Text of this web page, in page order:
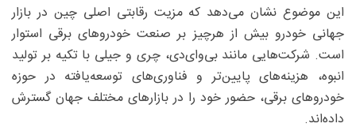
این موضوع نشان می‌دهد که مزیت رقابتی اصلی چین در بازار
جهانی خودرو بیش از هرچیز بر صنعت خودروهای برقی استوار
است. شرکت‌هایی مانند بی‌وای‌دی، چری و جیلی با تکیه بر تولید
انبوه، هزینه‌های پایین‌تر و فناوری‌های توسعه‌یافته در حوزه
خودروهای برقی، حضور خود را در بازارهای مختلف جهان گسترش
داده‌اند.